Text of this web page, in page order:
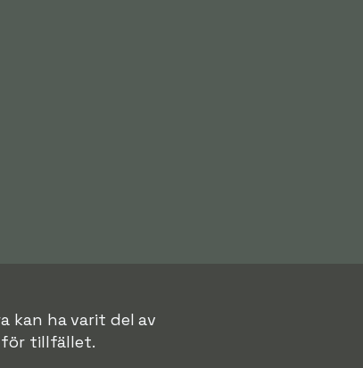
kan ha varit del av
för tillfället.